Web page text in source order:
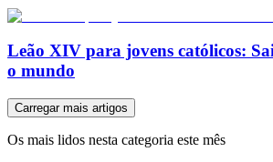
Leão XIV para jovens católicos:
o mundo
Carregar mais artigos
Os mais lidos nesta categoria este mês